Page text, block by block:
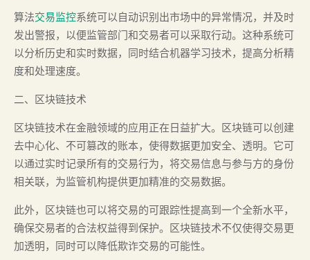
算法交易监控系统可以自动识别出市场中的异常情况，并及时
发出警报，以便监管部门和交易者可以采取行动。这种系统可
以分析历史和实时数据，同时结合机器学习技术，提高分析精
度和处理速度。
二、区块链技术
区块链技术在金融领域的应用正在日益扩大。区块链可以创建
去中心化、不可篡改的账本，使得数据更加安全、透明。它可
以通过实时记录所有的交易行为，将交易信息与参与方的身份
相关联，为监管机构提供更加精准的交易数据。
此外，区块链也可以将交易的可跟踪性提高到一个全新水平，
确保交易者的合法权益得到保护。区块链技术不仅使得交易更
加透明，同时可以降低欺诈交易的可能性。